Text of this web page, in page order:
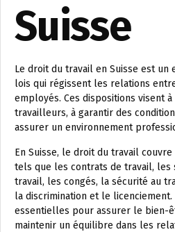
Suisse
Le droit du travail en Suisse est
lois qui régissent les relations
employés. Ces dispositions visent
travailleurs, à garantir des
assurer un environnement
En Suisse, le droit du travail
tels que les contrats de travail, les
travail, les congés, la sécurité au
la discrimination et le
essentielles pour assurer le bien-
maintenir un équilibre dans les